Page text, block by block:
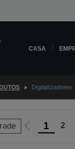
CASA
Digitalizadores
Ir
1 2